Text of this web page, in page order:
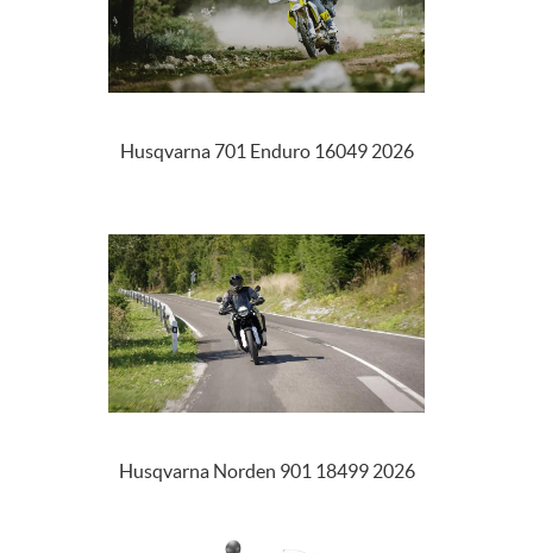
Husqvarna 701 Enduro 16049 2026
Husqvarna Norden 901 18499 2026